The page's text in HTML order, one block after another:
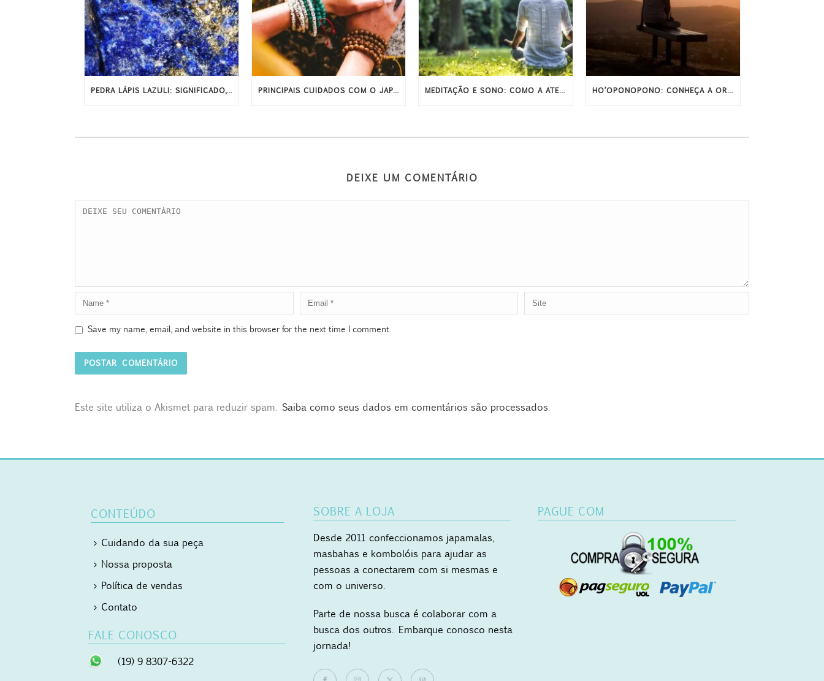
PEDRA LÁPIS LAZULI: SIGNIFICADO, HISTÓRIA E PROPRIEDADES ENERGÉTICAS PRINCIPAIS CUIDADOS COM O JAPAMALA PARA ELE DURAR MAIS MEDITAÇÃO E SONO: COMO A ATENÇÃO PLENA PODE MELHORAR O SONO HO’OPONOPONO: CONHEÇA A ORAÇÃO ORIGINAL E COMPLETA
DEIXE UM COMENTÁRIO
Save my name, email, and website in this browser for the next time I comment.
Este site utiliza o Akismet para reduzir spam. Saiba como seus dados em comentários são processados.
CONTEÚDO
Cuidando da sua peça
Nossa proposta
Política de vendas
Contato
FALE CONOSCO
(19) 9 8307-6322
SOBRE A LOJA
Desde 2011 confeccionamos japamalas,
masbahas e kombolóis para ajudar as
pessoas a conectarem com si mesmas e
com o universo.
Parte de nossa busca é colaborar com a
busca dos outros. Embarque conosco nesta
jornada!
PAGUE COM